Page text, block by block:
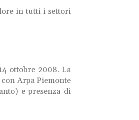
in tutti i settori
ottobre 2008. La
Arpa Piemonte
e presenza di